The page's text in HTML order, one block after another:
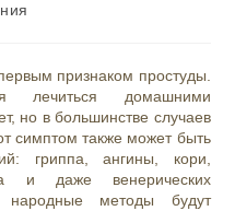
признаком простуды.
лечиться домашними
но в большинстве случаев
симптом также может быть
гриппа, ангины, кори,
и даже венерических
методы будут